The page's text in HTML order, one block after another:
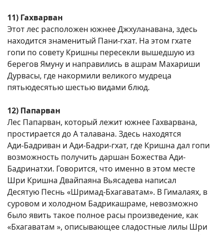
11) Гахварван
Этот лес расположен южнее Джхуланавана, здесь
находится знаменитый Пани-гхат. На этом гхате
гопи по совету Кришны пересекли вышедшую из
берегов Ямуну и направились в ашрам Махариши
Дурвасы, где накормили великого мудреца
пятьюдесятью шестью видами блюд.
12) Папарван
Лес Папарван, который лежит южнее Гахварвана,
простирается до А талавана. Здесь находятся
Ади-Бадриван и Ади-Бадри-гхат, где Кришна дал гопи
возможность получить даршан Божества Ади-
Бадринатхи. Говорится, что именно в этом месте
Шри Кришна Двайпаяна Вьясадева написал
Десятую Песнь «Шримад-Бхагаватам». В Гималаях, в
суровом и холодном Бадрикашраме, невозможно
было явить такое полное расы произведение, как
«Бхагаватам », описывающее сладостные лилы Шри